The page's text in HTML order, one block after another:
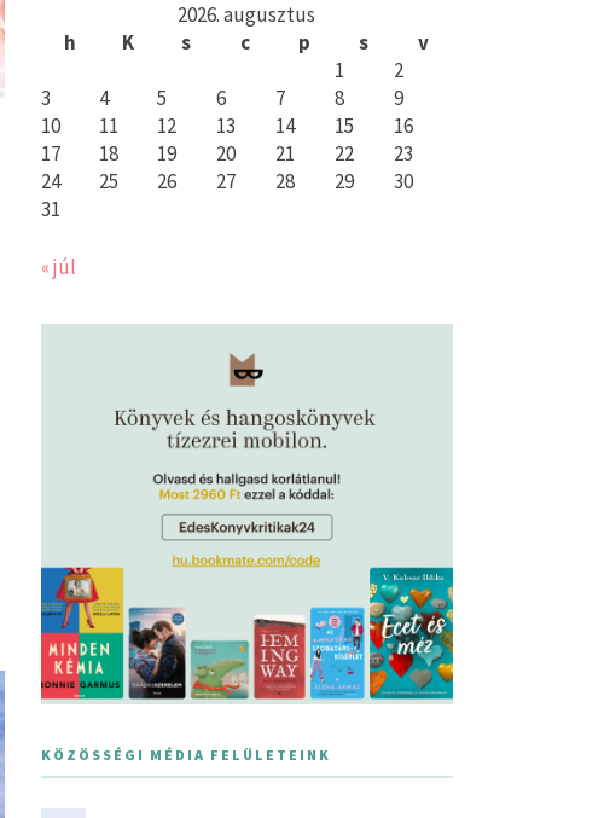
2026. augusztus
h
K s c p s
v
1
2
3
4 5 6 7 8
9
10
11 12 13 14 15
16
17
18 19 20 21 22
23
24
25 26 27 28 29
30
31
« júl
KÖZÖSSÉGI MÉDIA FELÜLETEINK